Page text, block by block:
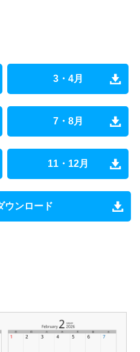
3・4月
7・8月
11・12月
ウンロード